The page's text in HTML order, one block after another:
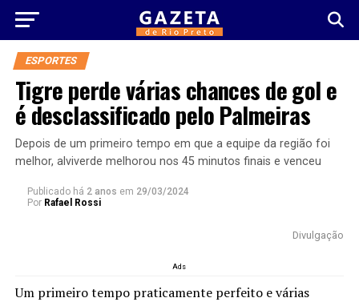
ESPORTES
Tigre perde várias chances de gol e
é desclassificado pelo Palmeiras
Depois de um primeiro tempo em que a equipe da região foi
melhor, alviverde melhorou nos 45 minutos finais e venceu
Publicado há 2 anos em 29/03/2024
Por Rafael Rossi
Divulgação
Ads
Um primeiro tempo praticamente perfeito e várias